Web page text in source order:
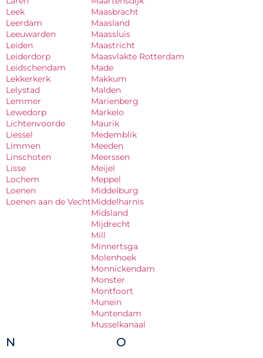
Leek
Leerdam
Leeuwarden
Leiden
Leiderdorp
Leidschendam
Lekkerkerk
Lelystad
Lemmer
Lewedorp
Lichtenvoorde
Liessel
Limmen
Linschoten
Lisse
Lochem
Loenen
Loenen aan de Vecht
Maasbracht
Maasland
Maassluis
Maastricht
Maasvlakte Rotterdam
Made
Makkum
Malden
Marienberg
Markelo
Maurik
Medemblik
Meeden
Meerssen
Meijel
Meppel
Middelburg
Middelharnis
Midsland
Mijdrecht
Mill
Minnertsga
Molenhoek
Monnickendam
Monster
Montfoort
Munein
Muntendam
Musselkanaal
N O